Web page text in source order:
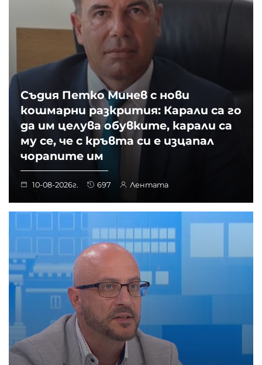
Съдия Петко Минев с нови
кошмарни разкрития: Карали са го
да им целува обувките, карали са
му се, че с кръвта си е изцапал
чорапите им
10-08-2026г. 697 Лентата